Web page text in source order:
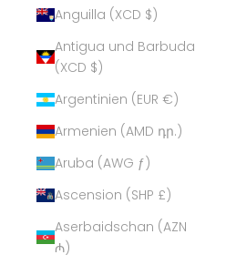
Anguilla (XCD $)
Antigua und Barbuda
(XCD $)
Argentinien (EUR €)
Armenien (AMD դր.)
Aruba (AWG ƒ)
Ascension (SHP £)
Aserbaidschan (AZN
₼)